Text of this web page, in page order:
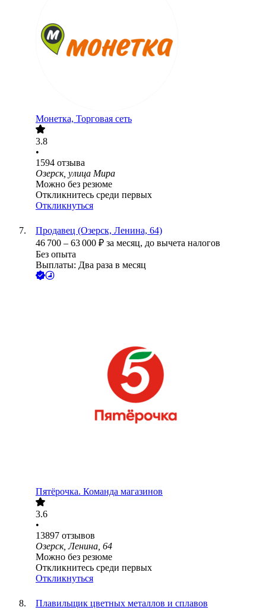
Монетка, Торговая сеть
3.8
•
1594 отзыва
Озерск, улица Мира
Можно без резюме
Откликнитесь среди первых
Откликнуться
Продавец (Озерск, Ленина, 64)
46 700 – 63 000 ₽ за месяц, до вычета налогов
Без опыта
Выплаты: Два раза в месяц
Пятёрочка. Команда магазинов
3.6
•
13897 отзывов
Озерск, Ленина, 64
Можно без резюме
Откликнитесь среди первых
Откликнуться
Плавильщик цветных металлов и сплавов